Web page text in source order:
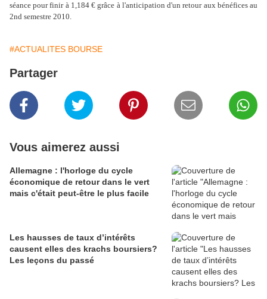
séance pour finir à 1,184 € grâce à l'anticipation d'un retour aux bénéfices au
2nd semestre 2010.
#ACTUALITES BOURSE
Partager
Vous aimerez aussi
Allemagne : l'horloge du cycle
économique de retour dans le vert
mais c'était peut-être le plus facile
Les hausses de taux d’intérêts
causent elles des krachs boursiers?
Les leçons du passé